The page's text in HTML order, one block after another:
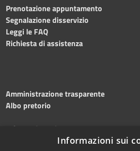
Prenotazione appuntamento
Segnalazione disservizio
Leggi le FAQ
Richiesta di assistenza
Amministrazione trasparente
Albo pretorio
Informativa privacy
Informazioni sui